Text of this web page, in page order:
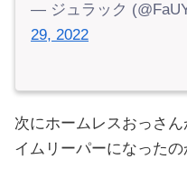
— ジュラック
29, 2022
次にホームレスおっさ
イムリーパーになったの